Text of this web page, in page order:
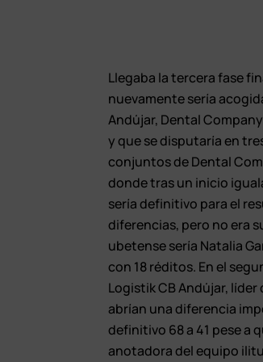
Llegaba la tercera fase
nuevamente sería
Andújar, Dental
y que se disputaría en
conjuntos de Dental
donde tras un inicio
sería definitivo para el
diferencias, pero no era
ubetense sería Natalia
con 18 réditos. En el
Logistik CB Andújar,
abrían una diferencia
definitivo 68 a 41 pese a
anotadora del equipo